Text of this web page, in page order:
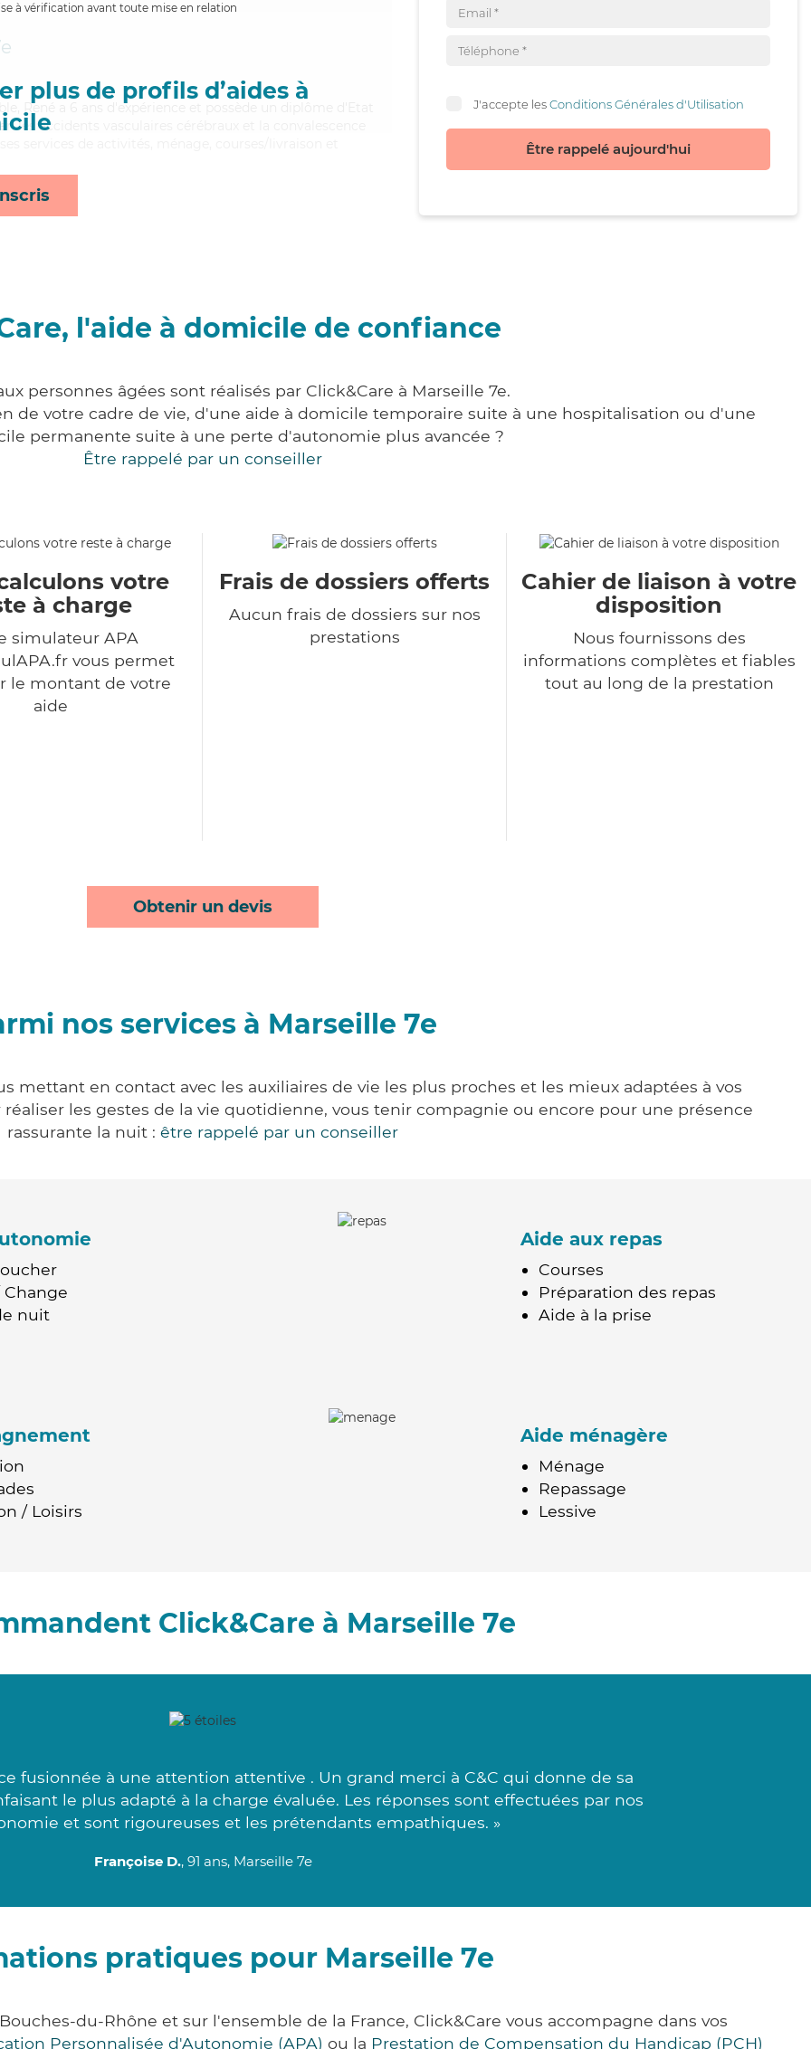
à vérification avant toute mise en relation
plus de profils d’aides à
René a 6 ans d'expérience et possède un diplôme d'Etat
les accidents vasculaires cérébraux et la convalescence
J'accepte lesConditions Générales d'Utilisation
Être rappelé aujourd'hui
l'aide à domicile de confiance
personnes âgées sont réalisés par Click&Care à Marseille 7e.
de votre cadre de vie, d'une aide à domicile temporaire suite à une hospitalisation ou d'une
permanente suite à une perte d'autonomie plus avancée ?
Être rappelé par un conseiller
votre
à charge
simulateur APA
vous permet
le montant de votre
aide
Frais de dossiers offerts
Aucun frais de dossiers sur nos
prestations
Cahier de liaison à votre
disposition
Nous fournissons des
informations complètes et fiables
tout au long de la prestation
Obtenir un devis
nos services à Marseille 7e
mettant en contact avec les auxiliaires de vie les plus proches et les mieux adaptées à vos
les gestes de la vie quotidienne, vous tenir compagnie ou encore pour une présence
rassurante la nuit : être rappelé par un conseiller
nuit
Aide aux repas
Courses
Préparation des repas
Aide à la prise
/ Loisirs
Aide ménagère
Ménage
Repassage
Lessive
Click&Care à Marseille 7e
fusionnée à une attention attentive . Un grand merci à C&C qui donne de sa
le plus adapté à la charge évaluée. Les réponses sont effectuées par nos
et sont rigoureuses et les prétendants empathiques. »
Françoise D., 91 ans, Marseille 7e
pratiques pour Marseille 7e
du-Rhône et sur l'ensemble de la France, Click&Care vous accompagne dans vos
Personnalisée d'Autonomie (APA) ou la Prestation de Compensation du Handicap (PCH)